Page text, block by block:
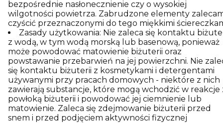
bezpośrednie nasłonecznienie czy o wysokiej
wilgotności powietrza. Zabrudzone elementy
czyścić przeznaczonymi do tego miękkimi
Zasady użytkowania: Nie zaleca się kontaktu
z wodą, w tym wodą morską lub basenową, ponieważ
może powodować matowienie biżuterii oraz
powstawanie przebarwień na jej powierzchni. Nie
się kontaktu biżuterii z kosmetykami i detergentami
używanymi przy pracach domowych - niektóre z nich
zawierają substancje, które mogą wchodzić w reakcje
powłoką biżuterii i powodować jej ciemnienie lub
matowienie. Zaleca się zdejmowanie biżuterii przed
snem i przed podjęciem aktywności fizycznej